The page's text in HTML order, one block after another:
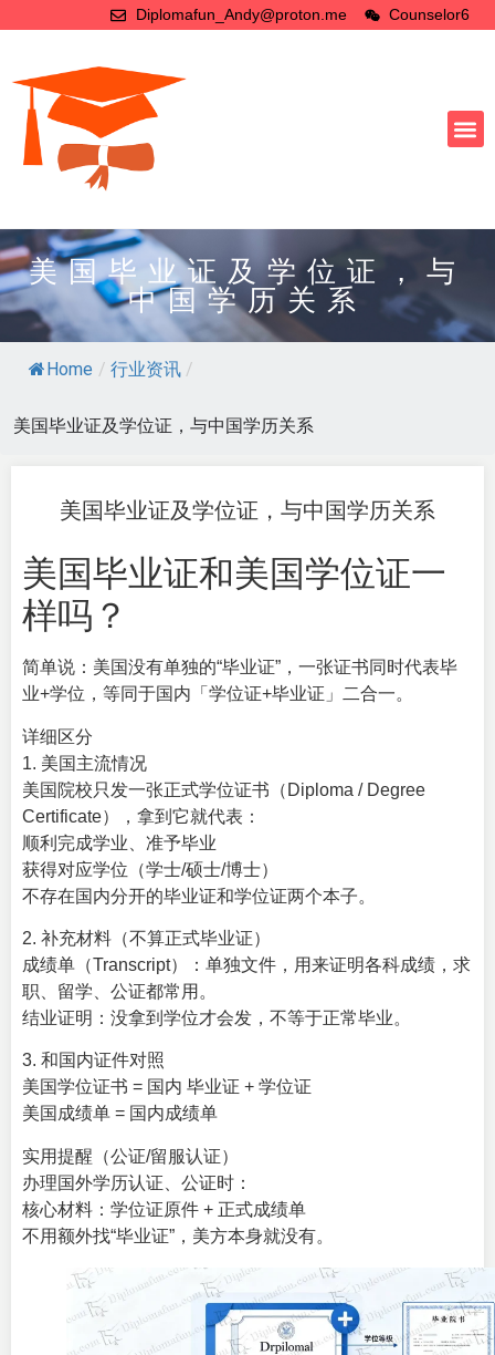
Diplomafun_Andy@proton.me Counselor6
美国毕业证及学位证，与
中国学历关系
Home / 行业资讯 /
美国毕业证及学位证，与中国学历关系
美国毕业证及学位证，与中国学历关系
美国毕业证和美国学位证一
样吗？
简单说：美国没有单独的“毕业证”，一张证书同时代表毕
业+学位，等同于国内「学位证+毕业证」二合一。
详细区分
1. 美国主流情况
美国院校只发一张正式学位证书（Diploma / Degree
Certificate），拿到它就代表：
顺利完成学业、准予毕业
获得对应学位（学士/硕士/博士）
不存在国内分开的毕业证和学位证两个本子。
2. 补充材料（不算正式毕业证）
成绩单（Transcript）：单独文件，用来证明各科成绩，求
职、留学、公证都常用。
结业证明：没拿到学位才会发，不等于正常毕业。
3. 和国内证件对照
美国学位证书 = 国内 毕业证 + 学位证
美国成绩单 = 国内成绩单
实用提醒（公证/留服认证）
办理国外学历认证、公证时：
核心材料：学位证原件 + 正式成绩单
不用额外找“毕业证”，美方本身就没有。